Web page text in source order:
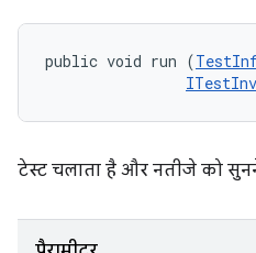
public void run (
टेस्ट चलाता है और नतीजे को सुनने